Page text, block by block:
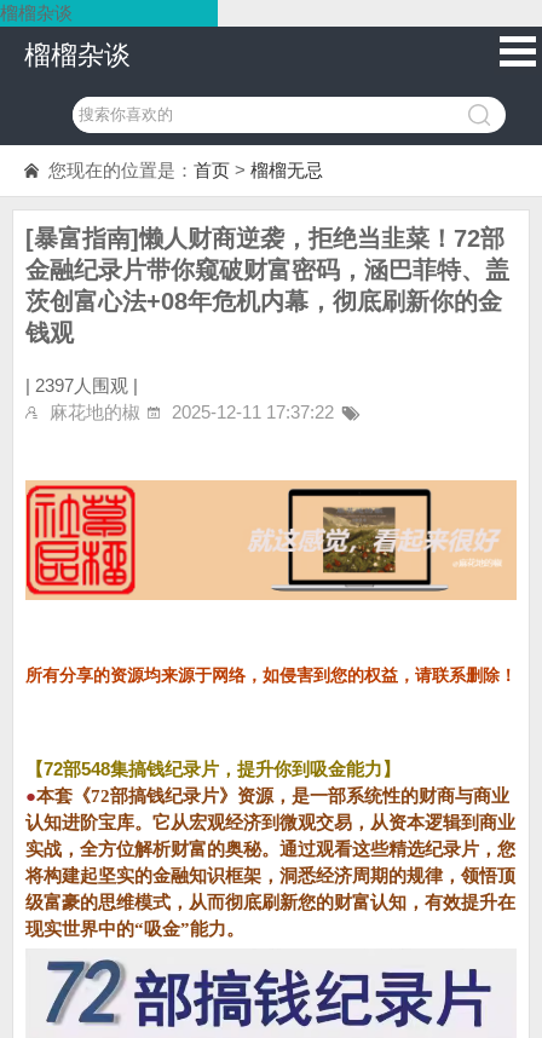
榴榴杂谈
榴榴杂谈
您现在的位置是： 首页 > 榴榴无忌
[暴富指南]懒人财商逆袭，拒绝当韭菜！72部
金融纪录片带你窥破财富密码，涵巴菲特、盖
茨创富心法+08年危机内幕，彻底刷新你的金
钱观
| 2397人围观 |
麻花地的椒
2025-12-11 17:37:22
所有分享的资源均来源于网络，如侵害到您的权益，请联系删除！
【72部548集搞钱纪录片，提升你到吸金能力】
●本套《72部搞钱纪录片》资源，是一部系统性的财商与商业
认知进阶宝库。它从宏观经济到微观交易，从资本逻辑到商业
实战，全方位解析财富的奥秘。通过观看这些精选纪录片，您
将构建起坚实的金融知识框架，洞悉经济周期的规律，领悟顶
级富豪的思维模式，从而彻底刷新您的财富认知，有效提升在
现实世界中的“吸金”能力。